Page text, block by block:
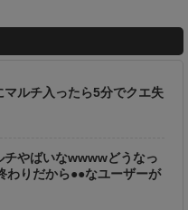
マルチ入ったら5分でクエ失
チやばいなwwwwどうなっ
りだから●●なユーザーが